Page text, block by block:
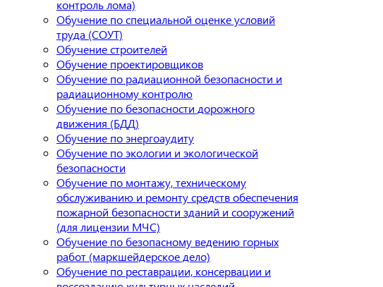
контроль лома)
Обучение по специальной оценке условий
труда (СОУТ)
Обучение строителей
Обучение проектировщиков
Обучение по радиационной безопасности и
радиационному контролю
Обучение по безопасности дорожного
движения (БДД)
Обучение по энергоаудиту
Обучение по экологии и экологической
безопасности
Обучение по монтажу, техническому
обслуживанию и ремонту средств обеспечения
пожарной безопасности зданий и сооружений
(для лицензии МЧС)
Обучение по безопасному ведению горных
работ (маркшейдерское дело)
Обучение по реставрации, консервации и